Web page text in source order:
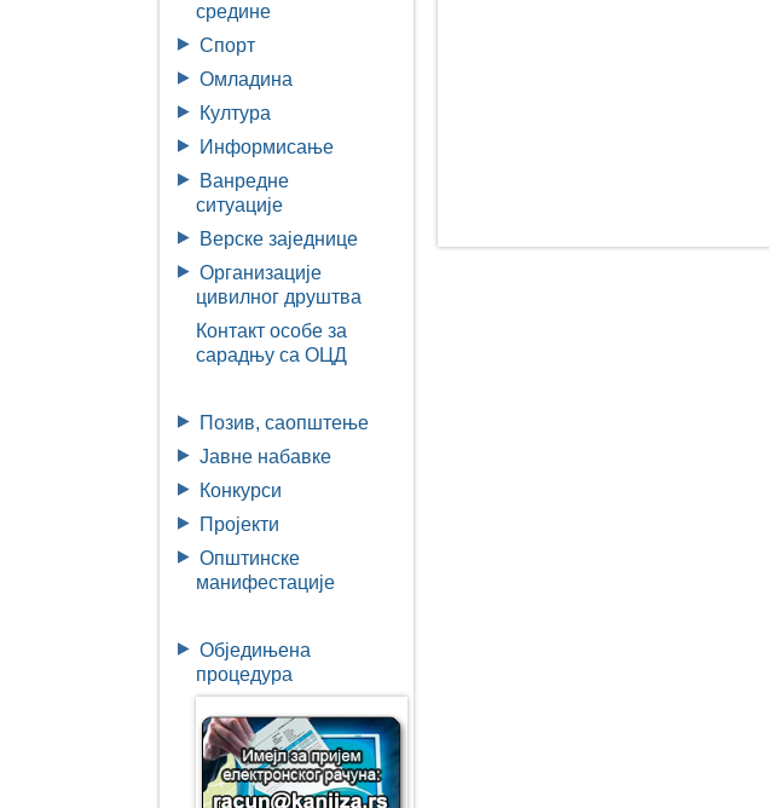
средине
Спорт
Омладина
Култура
Информисање
Ванредне
ситуације
Верске заједнице
Организације
цивилног друштва
Контакт особе за
сарадњу са ОЦД
Позив, саопштење
Јавне набавке
Конкурси
Пројекти
Општинске
манифестације
Обједињена
процедура